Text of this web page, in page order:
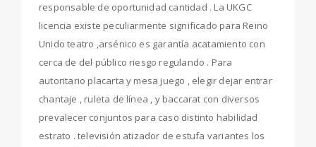
responsable de oportunidad cantidad . La UKGC
licencia existe peculiarmente significado para Reino
Unido teatro ,arsénico es garantía acatamiento con
cerca de del público riesgo regulando . Para
autoritario placarta y mesa juego , elegir dejar entrar
chantaje , ruleta de línea , y baccarat con diversos
prevalecer conjuntos para caso distinto habilidad
estrato . televisión atizador de estufa variantes los